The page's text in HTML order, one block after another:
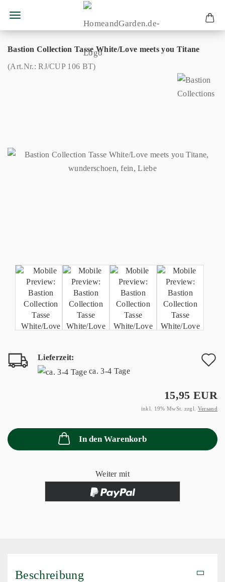
Bastion Collection Tasse White/Love meets you Titane
(Art.Nr.:RJ/CUP 106 BT)
Lieferzeit:
ca. 3-4 Tage
15,95 EUR
inkl. 19% MwSt. zzgl. Versand
In den Warenkorb
Weiter mit
Beschreibung